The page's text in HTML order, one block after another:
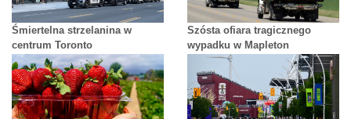
Śmiertelna strzelanina w
centrum Toronto
Szósta ofiara tragicznego
wypadku w Mapleton